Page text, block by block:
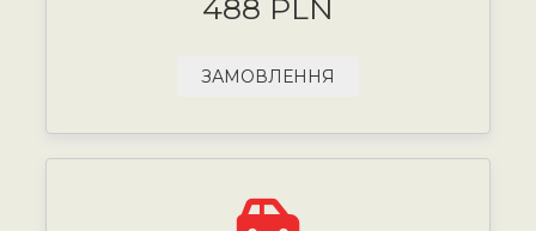
488 PLN
ЗАМОВЛЕННЯ